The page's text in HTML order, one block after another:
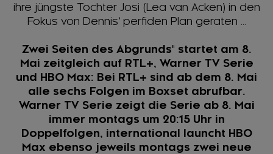
ihre jüngste Tochter Josi (Lea van Acken) in den
Fokus von Dennis‘ perfiden Plan geraten ...
Zwei Seiten des Abgrunds" startet am 8.
Mai zeitgleich auf RTL+, Warner TV Serie
und HBO Max: Bei RTL+ sind ab dem 8. Mai
alle sechs Folgen im Boxset abrufbar.
Warner TV Serie zeigt die Serie ab 8. Mai
immer montags um 20:15 Uhr in
Doppelfolgen, international launcht HBO
Max ebenso jeweils montags zwei neue